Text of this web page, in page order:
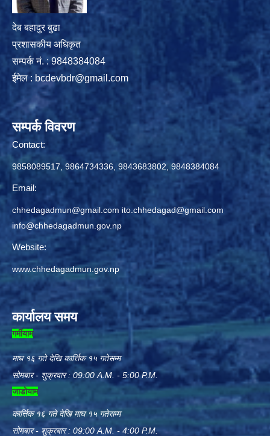
देब बहादुर बुढा
प्रशासकीय अधिकृत
सम्पर्क नं. : 9848384084
ईमेल : bcdevbdr@gmail.com
सम्पर्क विवरण
Contact:
9858089517, 9864734336, 9843683802, 9848384084
Email:
chhedagadmun@gmail.com ito.chhedagad@gmail.com
info@chhedagadmun.gov.np
Website:
www.chhedagadmun.gov.np
कार्यालय समय
गर्मीयाम
माघ १६ गते देखि कार्त्तिक १५ गतेसम्म
सोमबार - शुक्रवार : 09:00 A.M. - 5:00 P.M.
जाडोयाम
कार्त्तिक १६ गते देखि माघ १५ गतेसम्म
सोमबार - शुक्रबार : 09:00 A.M. - 4:00 P.M.